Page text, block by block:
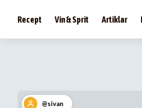
Recept Vin & Sprit Artiklar
@sivan